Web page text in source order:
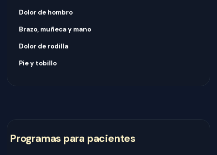
Dolor de hombro
Brazo, muñeca y mano
Dolor de rodilla
Pie y tobillo
Programas para pacientes